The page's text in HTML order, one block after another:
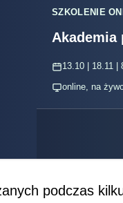
SZKOLENIE
Akademia
13.10 | 18.11 |
online, na
podczas